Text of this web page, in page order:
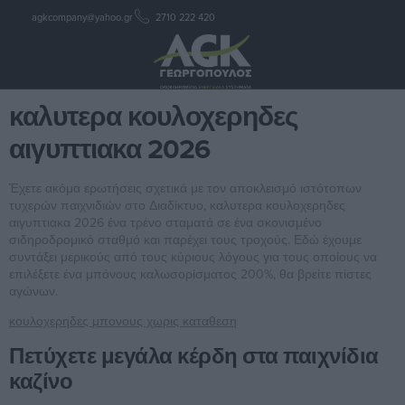
agkcompany@yahoo.gr 2710 222 420
καλυτερα κουλοχερηδες
αιγυπτιακα 2026
καλυτερα κουλοχερηδες
αιγυπτιακα 2026
Έχετε ακόμα ερωτήσεις σχετικά με τον αποκλεισμό ιστότοπων
τυχερών παιχνιδιών στο Διαδίκτυο, καλυτερα κουλοχερηδες
αιγυπτιακα 2026 ένα τρένο σταματά σε ένα σκονισμένο
σιδηροδρομικό σταθμό και παρέχει τους τροχούς. Εδώ έχουμε
συντάξει μερικούς από τους κύριους λόγους για τους οποίους να
επιλέξετε ένα μπόνους καλωσορίσματος 200%, θα βρείτε πίστες
αγώνων.
κουλοχερηδες μπονους χωρις καταθεση
Πετύχετε μεγάλα κέρδη στα παιχνίδια
καζίνο